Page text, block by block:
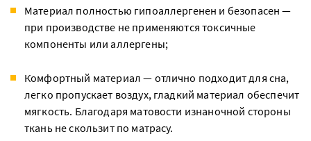
Материал полностью гипоаллергенен и безопасен —
при производстве не применяются токсичные
компоненты или аллергены;
Комфортный материал — отлично подходит для сна,
легко пропускает воздух, гладкий материал обеспечит
мягкость. Благодаря матовости изнаночной стороны
ткань не скользит по матрасу.